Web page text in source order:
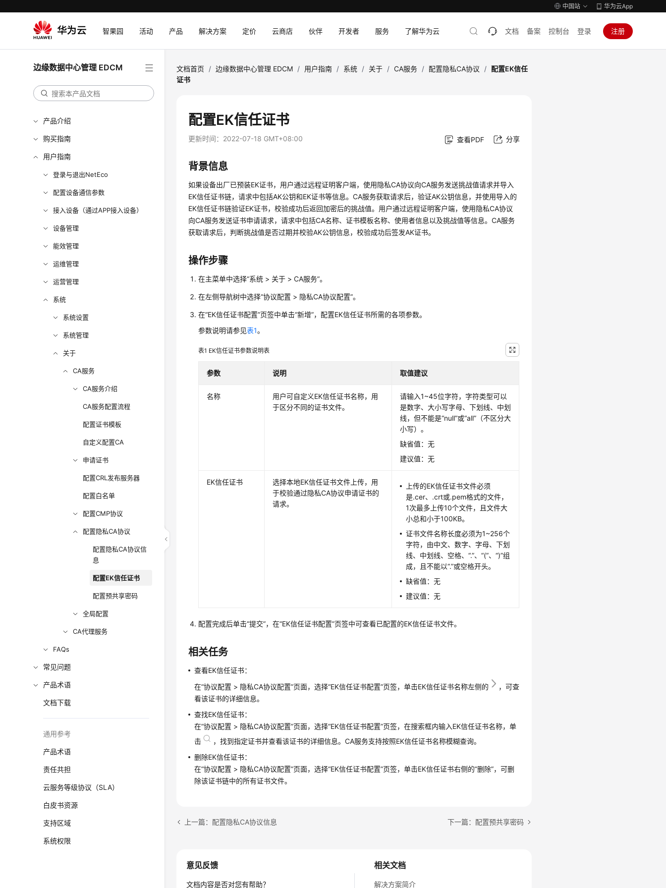
中国站 华为云App
智果园 活动 产品 解决方案 定价 云商店 伙伴 开发者 服务 了解华为云 文档 备案 控制台 登录 注册
边缘数据中心管理 EDCM
产品介绍
购买指南
用户指南
登录与退出NetEco
配置设备通信参数
接入设备（通过APP接入设备）
设备管理
能效管理
运维管理
运营管理
系统
系统设置
系统管理
关于
CA服务
CA服务介绍
CA服务配置流程
配置证书模板
自定义配置CA
申请证书
配置CRL发布服务器
配置白名单
配置CMP协议
配置隐私CA协议
配置隐私CA协议信
息
配置EK信任证书
配置预共享密码
全局配置
CA代理服务
FAQs
常见问题
产品术语
文档下载
通用参考
产品术语
责任共担
云服务等级协议（SLA）
白皮书资源
支持区域
系统权限
文档首页 / 边缘数据中心管理 EDCM / 用户指南 / 系统 / 关于 / CA服务 / 配置隐私CA协议 / 配置EK信任
证书
配置EK信任证书
更新时间： 2022-07-18 GMT+08:00 查看PDF 分享
背景信息
如果设备出厂已预装EK证书，用户通过远程证明客户端，使用隐私CA协议向CA服务发送挑战值请求并导入
EK信任证书链，请求中包括AK公钥和EK证书等信息。CA服务获取请求后，验证AK公钥信息，并使用导入的
EK信任证书链验证EK证书，校验成功后返回加密后的挑战值。用户通过远程证明客户端，使用隐私CA协议
向CA服务发送证书申请请求，请求中包括CA名称、证书模板名称、使用者信息以及挑战值等信息。CA服务
获取请求后，判断挑战值是否过期并校验AK公钥信息，校验成功后签发AK证书。
操作步骤
在主菜单中选择“系统 > 关于 >CA服务”。
在左侧导航树中选择“协议配置 > 隐私CA协议配置”。
在“EK信任证书配置”页签中单击“新增”，配置EK信任证书所需的各项参数。
参数说明请参见表1。
表1 EK信任证书参数说明表
参数 说明 取值建议
名称
用户可自定义EK信任证书名称，用
于区分不同的证书文件。
请输入1~45位字符，字符类型可以
是数字、大小写字母、下划线、中划
线，但不能是“null”或“all”（不区分大
小写）。
缺省值：无
建议值：无
EK信任证书
选择本地EK信任证书文件上传，用
于校验通过隐私CA协议申请证书的
请求。
上传的EK信任证书文件必须
是.cer、.crt或.pem格式的文件，
1次最多上传10个文件，且文件大
小总和小于100KB。
证书文件名称长度必须为1~256个
字符，由中文、数字、字母、下划
线、中划线、空格、“.”、“(”、“)”组
成，且不能以“.”或空格开头。
缺省值：无
建议值：无
配置完成后单击“提交”，在“EK信任证书配置”页签中可查看已配置的EK信任证书文件。
相关任务
查看EK信任证书：
在“协议配置 > 隐私CA协议配置”页面，选择“EK信任证书配置”页签，单击EK信任证书名称左侧的
，可查
看该证书的详细信息。
查找EK信任证书：
在“协议配置 > 隐私CA协议配置”页面，选择“EK信任证书配置”页签，在搜索框内输入EK信任证书名称，单
击
，找到指定证书并查看该证书的详细信息。CA服务支持按照EK信任证书名称模糊查询。
删除EK信任证书：
在“协议配置 > 隐私CA协议配置”页面，选择“EK信任证书配置”页签，单击EK信任证书右侧的“删除”，可删
除该证书链中的所有证书文件。
上一篇：配置隐私CA协议信息 下一篇：配置预共享密码
相关文档
解决方案简介
意见反馈
文档内容是否对您有帮助？